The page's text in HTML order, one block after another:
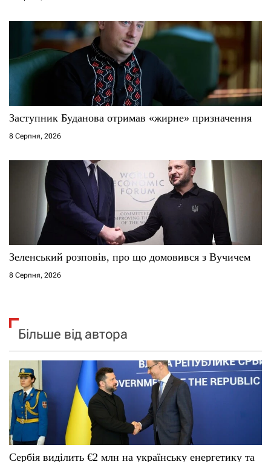
в
Заступник Буданова отримав «жирне» призначення
8 Серпня, 2026
Зеленський розповів, про що домовився з Вучичем
8 Серпня, 2026
Більше від автора
Сербія виділить €2 млн на українську енергетику та